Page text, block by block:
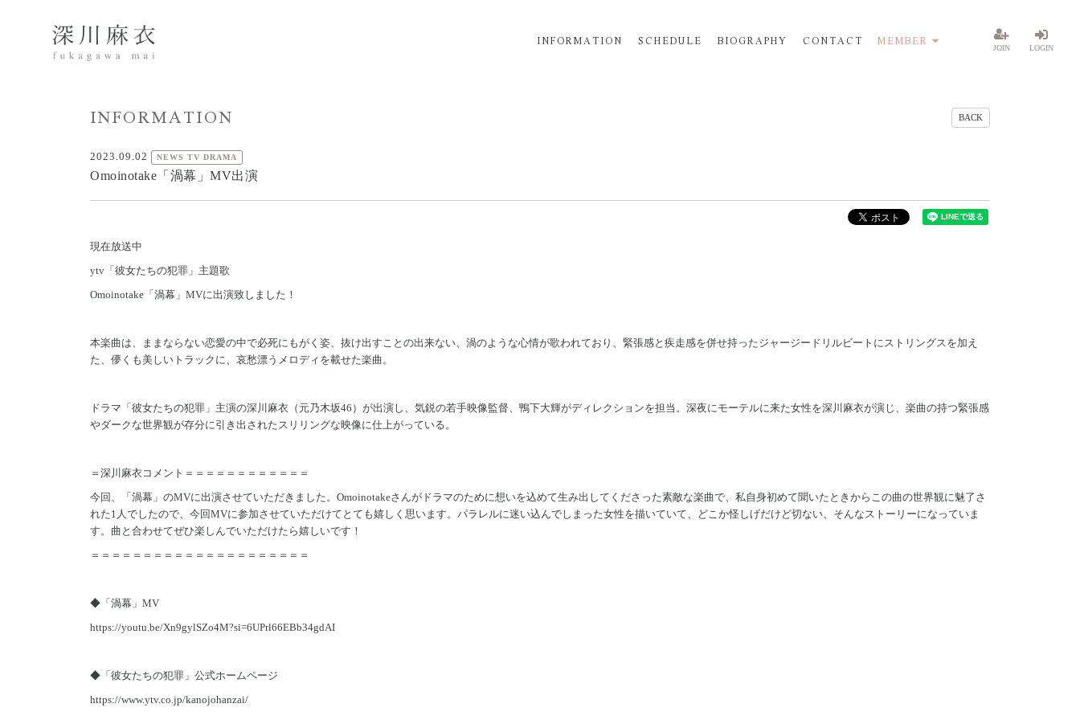
INFORMATION SCHEDULE BIOGRAPHY CONTACT MEMBER JOIN LOGIN
INFORMATION BACK
2023.09.02 NEWS TV DRAMA
Omoinotake「渦幕」MV出演
現在放送中
ytv「彼女たちの犯罪」主題歌
Omoinotake「渦幕」MVに出演致しました！
本楽曲は、ままならない恋愛の中で必死にもがく姿、抜け出すことの出来ない、渦のような心情が歌われており、緊張感と疾走感を併せ持ったジャージードリルビートにストリングスを加え
た、儚くも美しいトラックに、哀愁漂うメロディを載せた楽曲。
ドラマ「彼女たちの犯罪」主演の深川麻衣（元乃木坂46）が出演し、気鋭の若手映像監督、鴨下大輝がディレクションを担当。深夜にモーテルに来た女性を深川麻衣が演じ、楽曲の持つ緊張感
やダークな世界観が存分に引き出されたスリリングな映像に仕上がっている。
＝深川麻衣コメント＝＝＝＝＝＝＝＝＝＝＝＝
今回、「渦幕」のMVに出演させていただきました。Omoinotakeさんがドラマのために想いを込めて生み出してくださった素敵な楽曲で、私自身初めて聞いたときからこの曲の世界観に魅了さ
れた1人でしたので、今回MVに参加させていただけてとても嬉しく思います。パラレルに迷い込んでしまった女性を描いていて、どこか怪しげだけど切ない、そんなストーリーになっていま
す。曲と合わせてぜひ楽しんでいただけたら嬉しいです！
＝＝＝＝＝＝＝＝＝＝＝＝＝＝＝＝＝＝＝＝＝
◆「渦幕」MV
https://youtu.be/Xn9gylSZo4M?si=6UPrl66EBb34gdAI
◆「彼女たちの犯罪」公式ホームページ
https://www.ytv.co.jp/kanojohanzai/